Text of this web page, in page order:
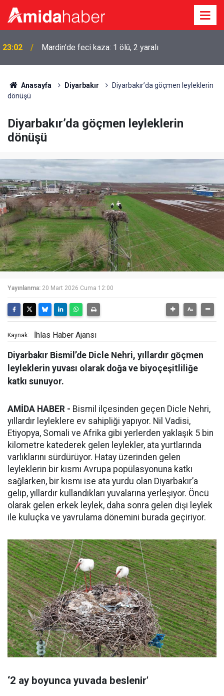
22:50 Cumhurbaşkanı Erdoğan Suudi Arabistan’a gidiyor
Anasayfa Diyarbakır
Diyarbakır’da göçmen leyleklerin
dönüşü
Diyarbakır’da göçmen leyleklerin
dönüşü
Yayınlanma: 20 Mart 2026 Cuma 12:00
Kaynak: İhlas Haber Ajansı
Diyarbakır Bismil’de Dicle Nehri, yıllardır göçmen
leyleklerin yuvası olarak doğa ve biyoçeşitliliğe
katkı sunuyor.
AMİDA HABER - Bismil ilçesinden geçen Dicle Nehri,
yıllardır leyleklere ev sahipliği yapıyor. Nil Vadisi,
Etiyopya, Somali ve Afrika gibi yerlerden yaklaşık 5 bin
kilometre katederek gelen leylekler, ata yurtlarında
varlıklarını sürdürüyor. Hatay üzerinden gelen
leyleklerin bir kısmı Avrupa popülasyonuna katkı
sağlarken, bir kısmı ise ata yurdu olan Diyarbakır’a
gelip, yıllardır kullandıkları yuvalarına yerleşiyor. Öncü
olarak gelen erkek leylek, daha sonra gelen dişi leylek
ile kuluçka ve yavrulama dönemini burada geçiriyor.
‘2 ay boyunca yuvada beslenir’